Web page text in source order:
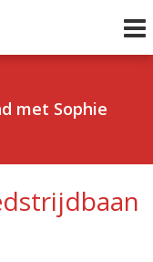
met Sophie